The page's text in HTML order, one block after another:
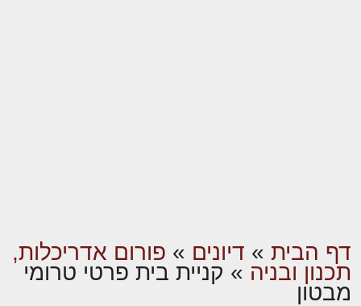
דף הבית » דיונים » פורום אדריכלות,
תכנון ובניה » קניית בית פרטי טרומי
מבטון